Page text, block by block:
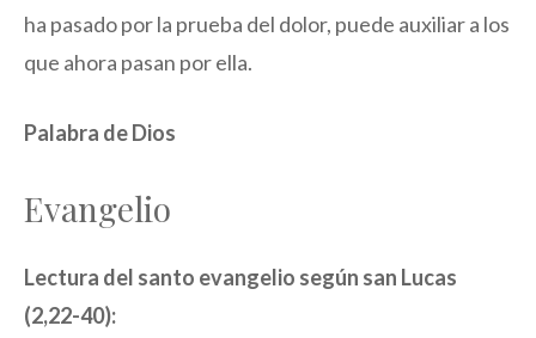
ha pasado por la prueba del dolor, puede auxiliar a los
que ahora pasan por ella.
Palabra de Dios
Evangelio
Lectura del santo evangelio según san Lucas
(2,22-40):